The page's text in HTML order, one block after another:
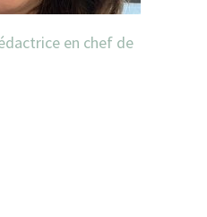
en chef de